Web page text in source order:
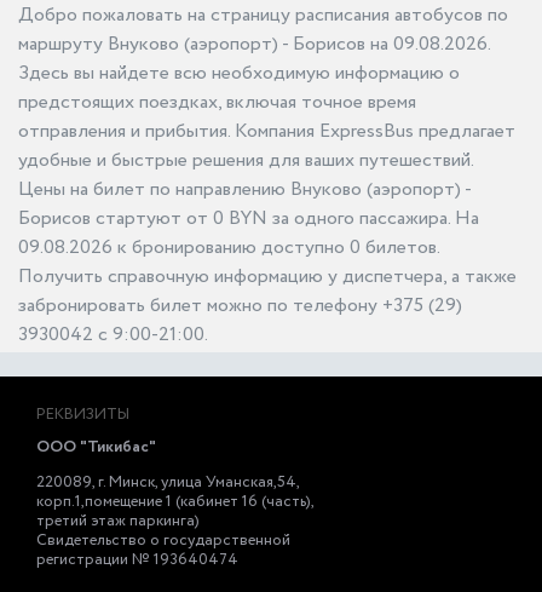
Добро пожаловать на страницу расписания автобусов по
маршруту Внуково (аэропорт) - Борисов на 09.08.2026.
Здесь вы найдете всю необходимую информацию о
предстоящих поездках, включая точное время
отправления и прибытия. Компания ExpressBus предлагает
удобные и быстрые решения для ваших путешествий.
Цены на билет по направлению Внуково (аэропорт) -
Борисов стартуют от 0 BYN за одного пассажира. На
09.08.2026 к бронированию доступно 0 билетов.
Получить справочную информацию у диспетчера, а также
забронировать билет можно по телефону +375 (29)
3930042 с 9:00-21:00.
РЕКВИЗИТЫ
ООО "Тикибас"
220089, г. Минск, улица Уманская,54,
корп.1,помещение 1 (кабинет 16 (часть),
третий этаж паркинга)
Свидетельство о государственной
регистрации № 193640474